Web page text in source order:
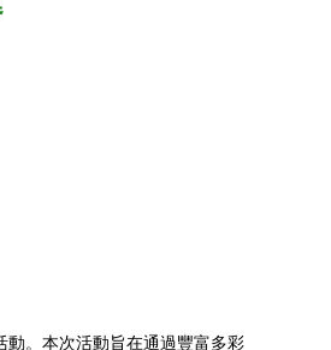
動。本次活動旨在通過豐富多彩